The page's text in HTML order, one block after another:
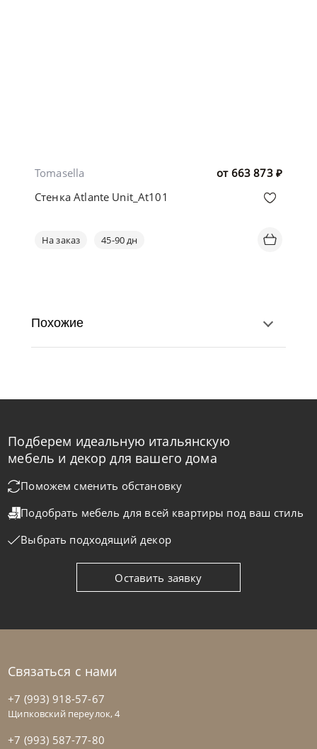
от 663 873 ₽
Tomasella
Стенка Atlante Unit_At101
На заказ 45-90 дн
Tomasella
Стенка Atlante Unit_At102
На заказ 45-90 дн
Похожие
Подберем идеальную итальянскую
мебель и декор для вашего дома
Поможем сменить обстановку
Подобрать мебель для всей квартиры под ваш стиль
Выбрать подходящий декор
Оставить заявку
Связаться с нами
+7 (993) 918-57-67
Щипковский переулок, 4
+7 (993) 587-77-80